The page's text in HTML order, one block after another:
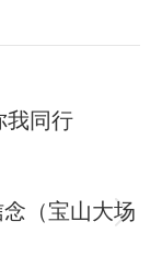
我同行
念（宝山大场